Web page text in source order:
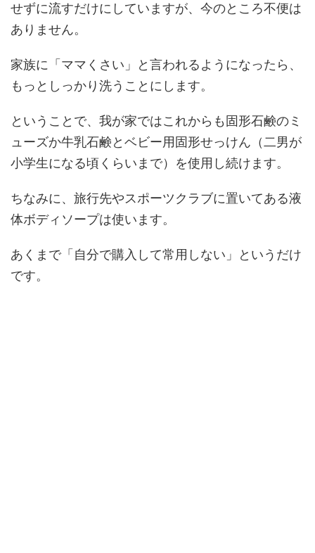
せずに流すだけにしていますが、今のところ不便は
ありません。
家族に「ママくさい」と言われるようになったら、
もっとしっかり洗うことにします。
ということで、我が家ではこれからも固形石鹸のミ
ューズか牛乳石鹸とベビー用固形せっけん（二男が
小学生になる頃くらいまで）を使用し続けます。
ちなみに、旅行先やスポーツクラブに置いてある液
体ボディソープは使います。
あくまで「自分で購入して常用しない」というだけ
です。